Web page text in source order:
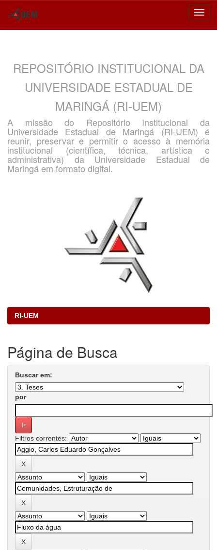
REPOSITÓRIO INSTITUCIONAL DA
UNIVERSIDADE ESTADUAL DE
MARINGÁ (RI-UEM)
A missão do Repositório Institucional da
Universidade Estadual de Maringá (RI-UEM) é
reunir, preservar e permitir o acesso à memória
institucional (científica, técnica, artística e
administrativa) da Universidade Estadual de
Maringá em formato digital.
RI-UEM
Página de Busca
Buscar em:
por
Filtros correntes: